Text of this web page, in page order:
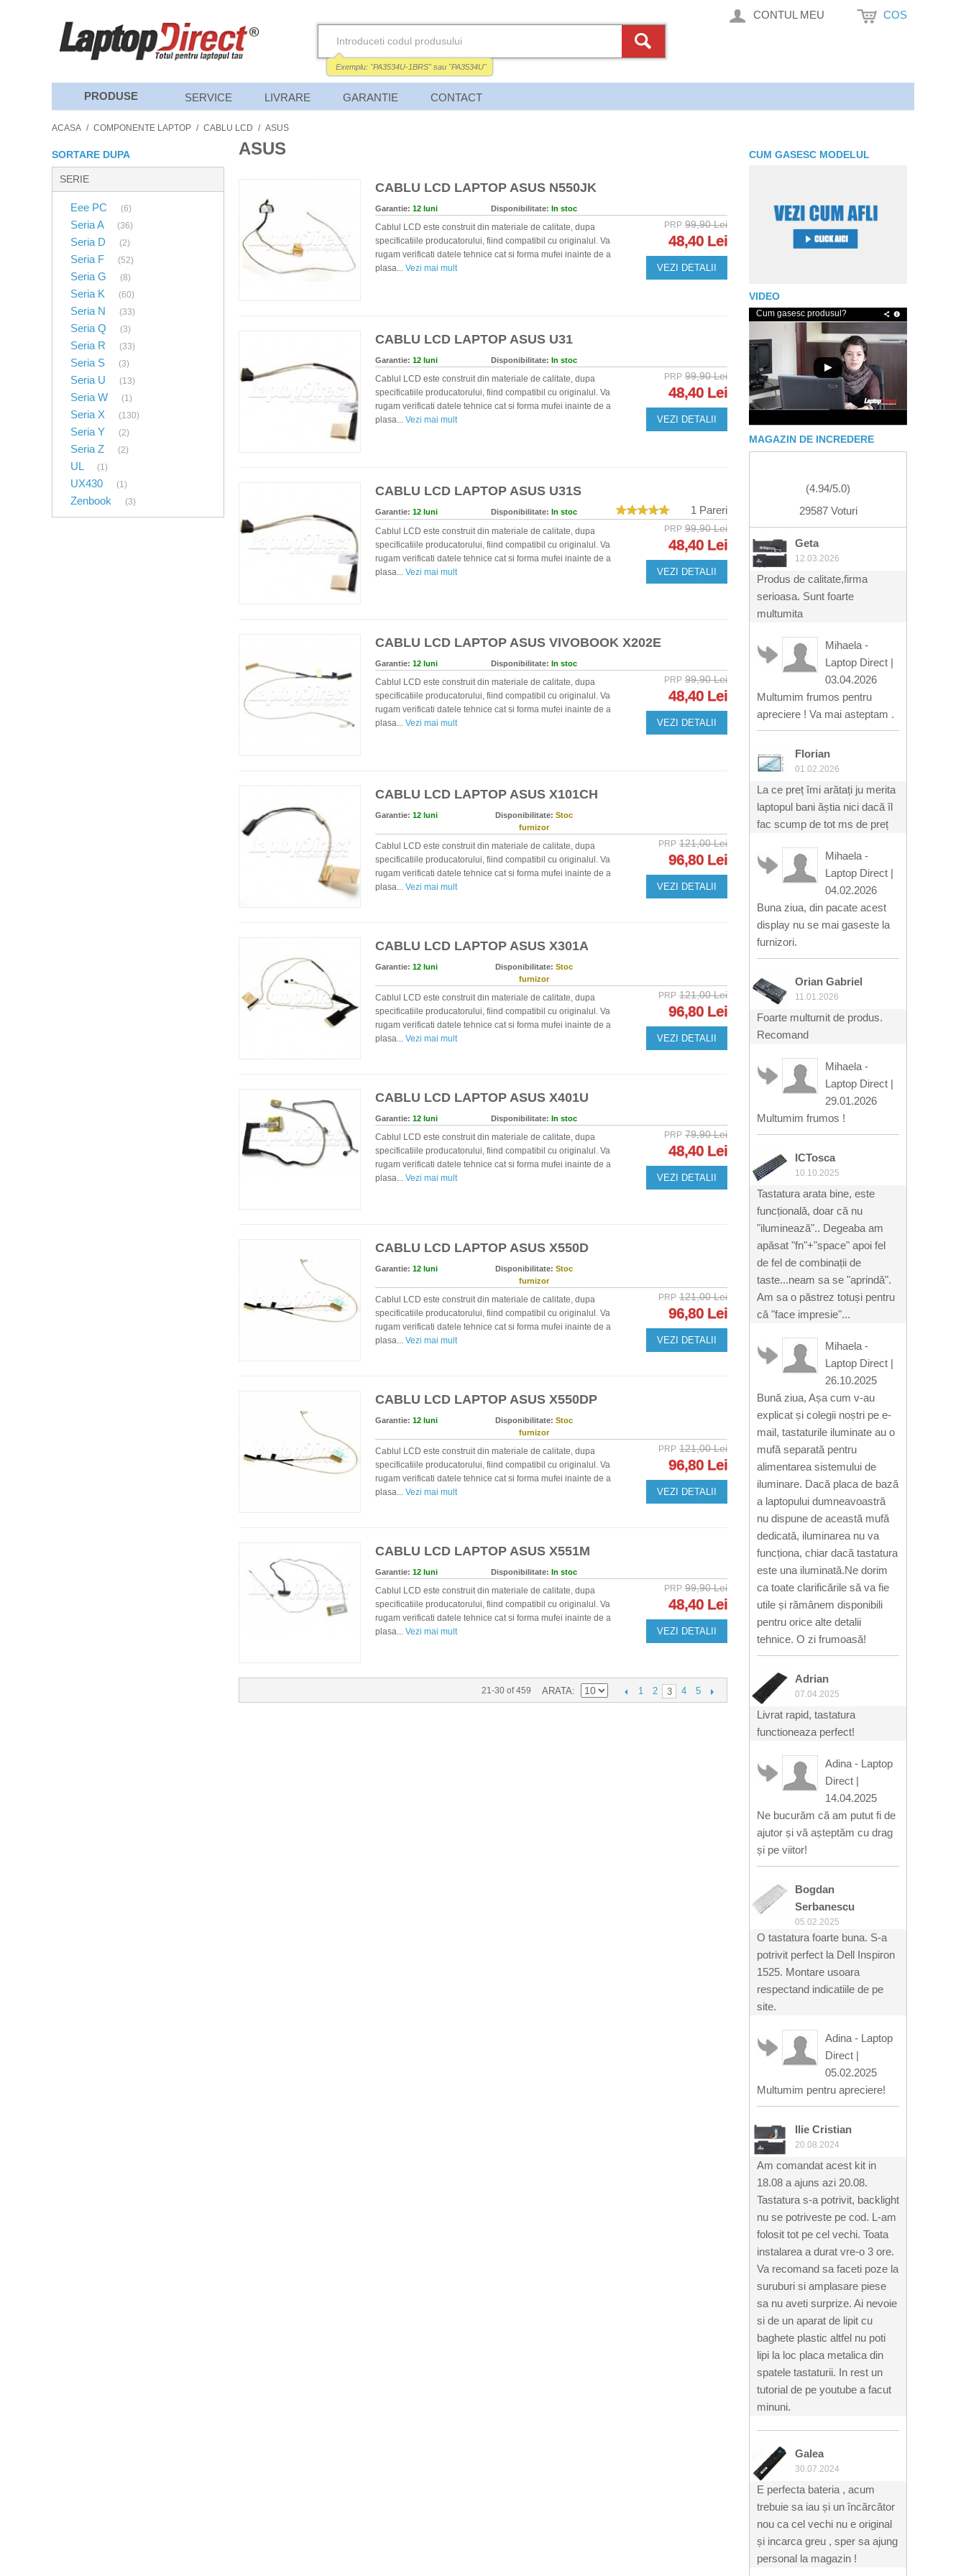
CONTUL MEU COS
PRODUSE SERVICE LIVRARE GARANTIE CONTACT
Exemplu: "PA3534U-1BRS" sau "PA3534U"
ACASA / COMPONENTE LAPTOP / CABLU LCD / ASUS
SORTARE DUPA
SERIE
Eee PC (6)
Seria A (36)
Seria D (2)
Seria F (52)
Seria G (8)
Seria K (60)
Seria N (33)
Seria Q (3)
Seria R (33)
Seria S (3)
Seria U (13)
Seria W (1)
Seria X (130)
Seria Y (2)
Seria Z (2)
UL (1)
UX430 (1)
Zenbook (3)
ASUS
CABLU LCD LAPTOP ASUS N550JK
Garantie: 12 luni Disponibilitate: In stoc
Cablul LCD este construit din materiale de calitate, dupa
specificatiile producatorului, fiind compatibil cu originalul. Va
rugam verificati datele tehnice cat si forma mufei inainte de a
plasa... Vezi mai mult
PRP 99,90 Lei
48,40 Lei
VEZI DETALII
CABLU LCD LAPTOP ASUS U31
Garantie: 12 luni Disponibilitate: In stoc
Cablul LCD este construit din materiale de calitate, dupa
specificatiile producatorului, fiind compatibil cu originalul. Va
rugam verificati datele tehnice cat si forma mufei inainte de a
plasa... Vezi mai mult
PRP 99,90 Lei
48,40 Lei
VEZI DETALII
CABLU LCD LAPTOP ASUS U31S
Garantie: 12 luni Disponibilitate: In stoc 1 Pareri
Cablul LCD este construit din materiale de calitate, dupa
specificatiile producatorului, fiind compatibil cu originalul. Va
rugam verificati datele tehnice cat si forma mufei inainte de a
plasa... Vezi mai mult
PRP 99,90 Lei
48,40 Lei
VEZI DETALII
CABLU LCD LAPTOP ASUS VIVOBOOK X202E
Garantie: 12 luni Disponibilitate: In stoc
Cablul LCD este construit din materiale de calitate, dupa
specificatiile producatorului, fiind compatibil cu originalul. Va
rugam verificati datele tehnice cat si forma mufei inainte de a
plasa... Vezi mai mult
PRP 99,90 Lei
48,40 Lei
VEZI DETALII
CABLU LCD LAPTOP ASUS X101CH
Garantie: 12 luni Disponibilitate: Stoc
furnizor
Cablul LCD este construit din materiale de calitate, dupa
specificatiile producatorului, fiind compatibil cu originalul. Va
rugam verificati datele tehnice cat si forma mufei inainte de a
plasa... Vezi mai mult
PRP 121,00 Lei
96,80 Lei
VEZI DETALII
CABLU LCD LAPTOP ASUS X301A
Garantie: 12 luni Disponibilitate: Stoc
furnizor
Cablul LCD este construit din materiale de calitate, dupa
specificatiile producatorului, fiind compatibil cu originalul. Va
rugam verificati datele tehnice cat si forma mufei inainte de a
plasa... Vezi mai mult
PRP 121,00 Lei
96,80 Lei
VEZI DETALII
CABLU LCD LAPTOP ASUS X401U
Garantie: 12 luni Disponibilitate: In stoc
Cablul LCD este construit din materiale de calitate, dupa
specificatiile producatorului, fiind compatibil cu originalul. Va
rugam verificati datele tehnice cat si forma mufei inainte de a
plasa... Vezi mai mult
PRP 79,90 Lei
48,40 Lei
VEZI DETALII
CABLU LCD LAPTOP ASUS X550D
Garantie: 12 luni Disponibilitate: Stoc
furnizor
Cablul LCD este construit din materiale de calitate, dupa
specificatiile producatorului, fiind compatibil cu originalul. Va
rugam verificati datele tehnice cat si forma mufei inainte de a
plasa... Vezi mai mult
PRP 121,00 Lei
96,80 Lei
VEZI DETALII
CABLU LCD LAPTOP ASUS X550DP
Garantie: 12 luni Disponibilitate: Stoc
furnizor
Cablul LCD este construit din materiale de calitate, dupa
specificatiile producatorului, fiind compatibil cu originalul. Va
rugam verificati datele tehnice cat si forma mufei inainte de a
plasa... Vezi mai mult
PRP 121,00 Lei
96,80 Lei
VEZI DETALII
CABLU LCD LAPTOP ASUS X551M
Garantie: 12 luni Disponibilitate: In stoc
Cablul LCD este construit din materiale de calitate, dupa
specificatiile producatorului, fiind compatibil cu originalul. Va
rugam verificati datele tehnice cat si forma mufei inainte de a
plasa... Vezi mai mult
PRP 99,90 Lei
48,40 Lei
VEZI DETALII
21-30 of 459 ARATA 1 2 3 4 5
CUM GASESC MODELUL
VIDEO
Cum gasesc produsul?
MAGAZIN DE INCREDERE
(4.94/5.0)
29587 Voturi
Geta
12.03.2026
Produs de calitate,firma
serioasa. Sunt foarte
multumita
Mihaela -
Laptop Direct |
03.04.2026
Multumim frumos pentru
apreciere ! Va mai asteptam .
Florian
01.02.2026
La ce preț îmi arătați ju merita
laptopul bani ăștia nici dacă îl
fac scump de tot ms de preț
Mihaela -
Laptop Direct |
04.02.2026
Buna ziua, din pacate acest
display nu se mai gaseste la
furnizori.
Orian Gabriel
11.01.2026
Foarte multumit de produs.
Recomand
Mihaela -
Laptop Direct |
29.01.2026
Multumim frumos !
ICTosca
10.10.2025
Tastatura arata bine, este
funcțională, doar că nu
"iluminează".. Degeaba am
apăsat "fn"+"space" apoi fel
de fel de combinații de
taste...neam sa se "aprindă".
Am sa o păstrez totuși pentru
că "face impresie"...
Mihaela -
Laptop Direct |
26.10.2025
Bună ziua, Așa cum v-au
explicat și colegii noștri pe e-
mail, tastaturile iluminate au o
mufă separată pentru
alimentarea sistemului de
iluminare. Dacă placa de bază
a laptopului dumneavoastră
nu dispune de această mufă
dedicată, iluminarea nu va
funcționa, chiar dacă tastatura
este una iluminată.Ne dorim
ca toate clarificările să va fie
utile și rămânem disponibili
pentru orice alte detalii
tehnice. O zi frumoasă!
Adrian
07.04.2025
Livrat rapid, tastatura
functioneaza perfect!
Adina - Laptop
Direct |
14.04.2025
Ne bucurăm că am putut fi de
ajutor și vă așteptăm cu drag
și pe viitor!
Bogdan
Serbanescu
05.02.2025
O tastatura foarte buna. S-a
potrivit perfect la Dell Inspiron
1525. Montare usoara
respectand indicatiile de pe
site.
Adina - Laptop
Direct |
05.02.2025
Multumim pentru apreciere!
Ilie Cristian
20.08.2024
Am comandat acest kit in
18.08 a ajuns azi 20.08.
Tastatura s-a potrivit, backlight
nu se potriveste pe cod. L-am
folosit tot pe cel vechi. Toata
instalarea a durat vre-o 3 ore.
Va recomand sa faceti poze la
suruburi si amplasare piese
sa nu aveti surprize. Ai nevoie
si de un aparat de lipit cu
baghete plastic altfel nu poti
lipi la loc placa metalica din
spatele tastaturii. In rest un
tutorial de pe youtube a facut
minuni.
Galea
30.07.2024
E perfecta bateria , acum
trebuie sa iau și un încărcător
nou ca cel vechi nu e original
și incarca greu , sper sa ajung
personal la magazin !